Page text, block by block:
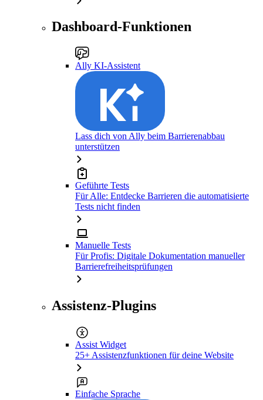
Dashboard-Funktionen
Ally KI-Assistent
Lass dich von Ally beim Barrierenabbau
unterstützen
Geführte Tests
Für Alle: Entdecke Barrieren die automatisierte
Tests nicht finden
Manuelle Tests
Für Profis: Digitale Dokumentation manueller
Barrierefreiheitsprüfungen
Assistenz-Plugins
Assist Widget
25+ Assistenzfunktionen für deine Website
Einfache Sprache